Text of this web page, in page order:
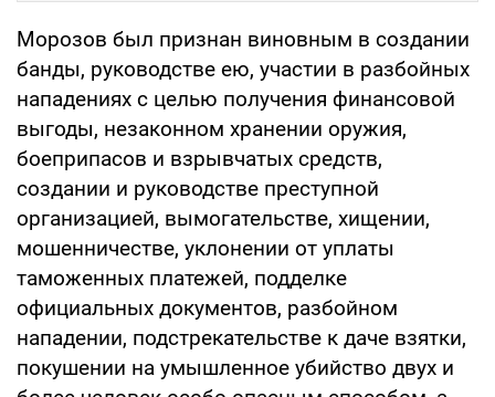
Морозов был признан виновным в создании
банды, руководстве ею, участии в разбойных
нападениях с целью получения финансовой
выгоды, незаконном хранении оружия,
боеприпасов и взрывчатых средств,
создании и руководстве преступной
организацией, вымогательстве, хищении,
мошенничестве, уклонении от уплаты
таможенных платежей, подделке
официальных документов, разбойном
нападении, подстрекательстве к даче взятки,
покушении на умышленное убийство двух и